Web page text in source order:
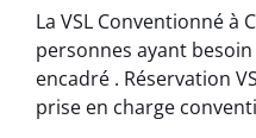
La VSL Conventionné à
personnes ayant
encadré . Réservation
prise en charge